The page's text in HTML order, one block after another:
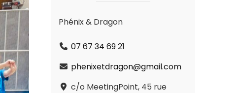
Phénix & Dragon
07 67 34 69 21
phenixetdragon@gmail.com
c/o MeetingPoint, 45 rue